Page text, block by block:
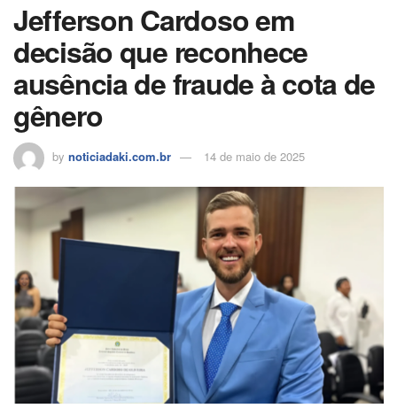
Jefferson Cardoso em
decisão que reconhece
ausência de fraude à cota de
gênero
by noticiadaki.com.br 14 de maio de 2025